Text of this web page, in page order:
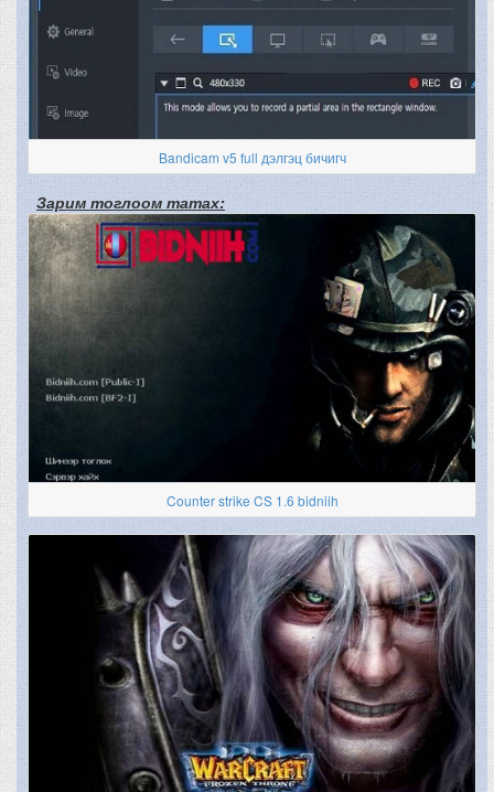
Bandicam v5 full дэлгэц бичигч
Зарим тоглоом татах:
Counter strike CS 1.6 bidniih